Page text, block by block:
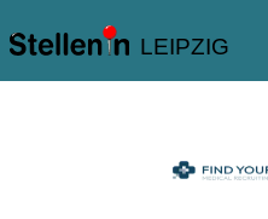
LEIPZIG